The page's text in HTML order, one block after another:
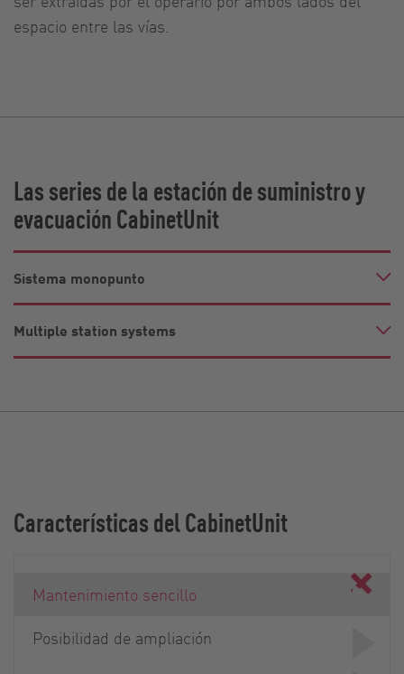
espacio entre las vías.
Las series de la estación de suministro y
evacuación CabinetUnit
Sistema monopunto
Multiple station systems
Características del CabinetUnit
Mantenimiento sencillo
Posibilidad de ampliación